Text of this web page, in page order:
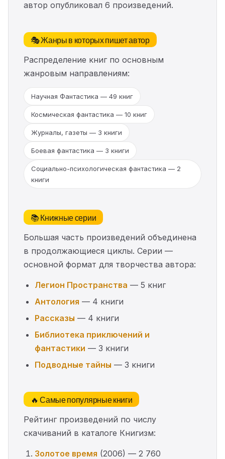
автор опубликовал 6 произведений.
🎭 Жанры в которых пишет автор
Распределение книг по основным
жанровым направлениям:
Научная Фантастика — 49 книг
Космическая фантастика — 10 книг
Журналы, газеты — 3 книги
Боевая фантастика — 3 книги
Социально-психологическая фантастика — 2
книги
📚 Книжные серии
Большая часть произведений объединена
в продолжающиеся циклы. Серии —
основной формат для творчества автора:
Легион Пространства — 5 книг
Антология — 4 книги
Рассказы — 4 книги
Библиотека приключений и
фантастики — 3 книги
Подводные тайны — 3 книги
🔥 Самые популярные книги
Рейтинг произведений по числу
скачиваний в каталоге Книгизм:
Золотое время (2006) — 2 760